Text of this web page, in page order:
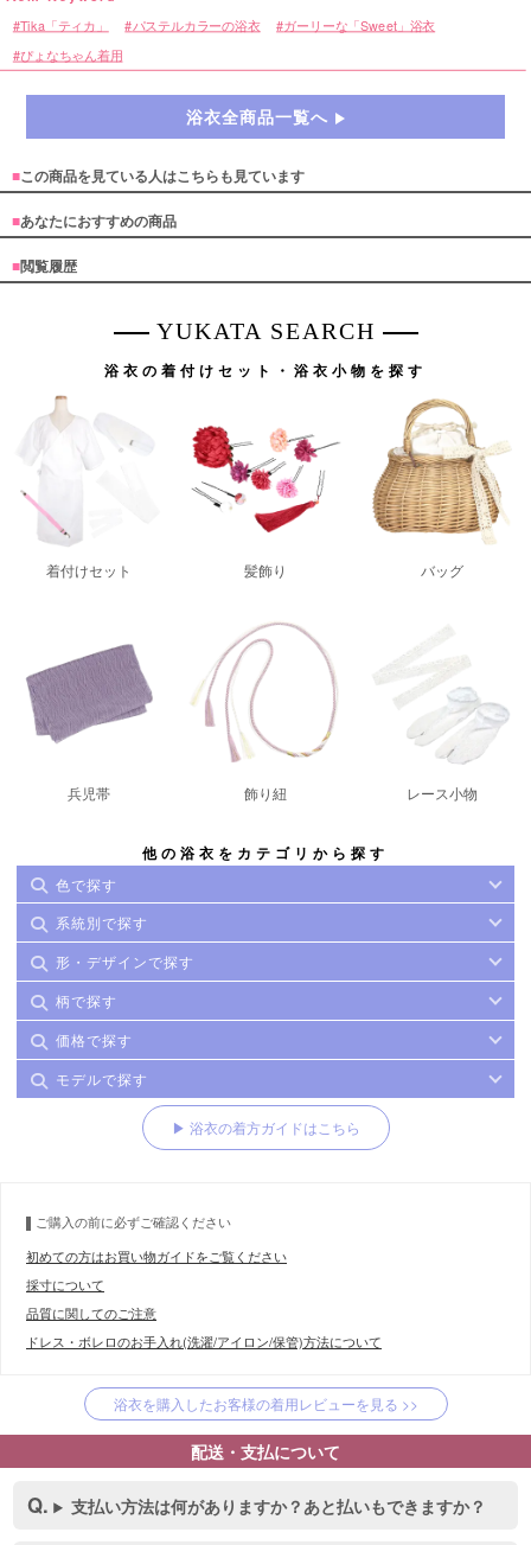
Tika「ティカ」 パステルカラーの浴衣 ガーリーな「Sweet」浴衣
ぴょなちゃん着用
浴衣全商品一覧へ
■この商品を見ている人はこちらも見ています
■あなたにおすすめの商品
■閲覧履歴
YUKATA SEARCH
浴衣の着付けセット・浴衣小物を探す
着付けセット 髪飾り バッグ
兵児帯 飾り紐 レース小物
他の浴衣をカテゴリから探す
色で探す
系統別で探す
形・デザインで探す
柄で探す
価格で探す
モデルで探す
▶ 浴衣の着方ガイドはこちら
ご購入の前に必ずご確認ください
初めての方はお買い物ガイドをご覧ください
採寸について
品質に関してのご注意
ドレス・ボレロのお手入れ(洗濯/アイロン/保管)方法について
浴衣を購入したお客様の着用レビューを見る >>
配送・支払について
支払い方法は何がありますか？あと払いもできますか？